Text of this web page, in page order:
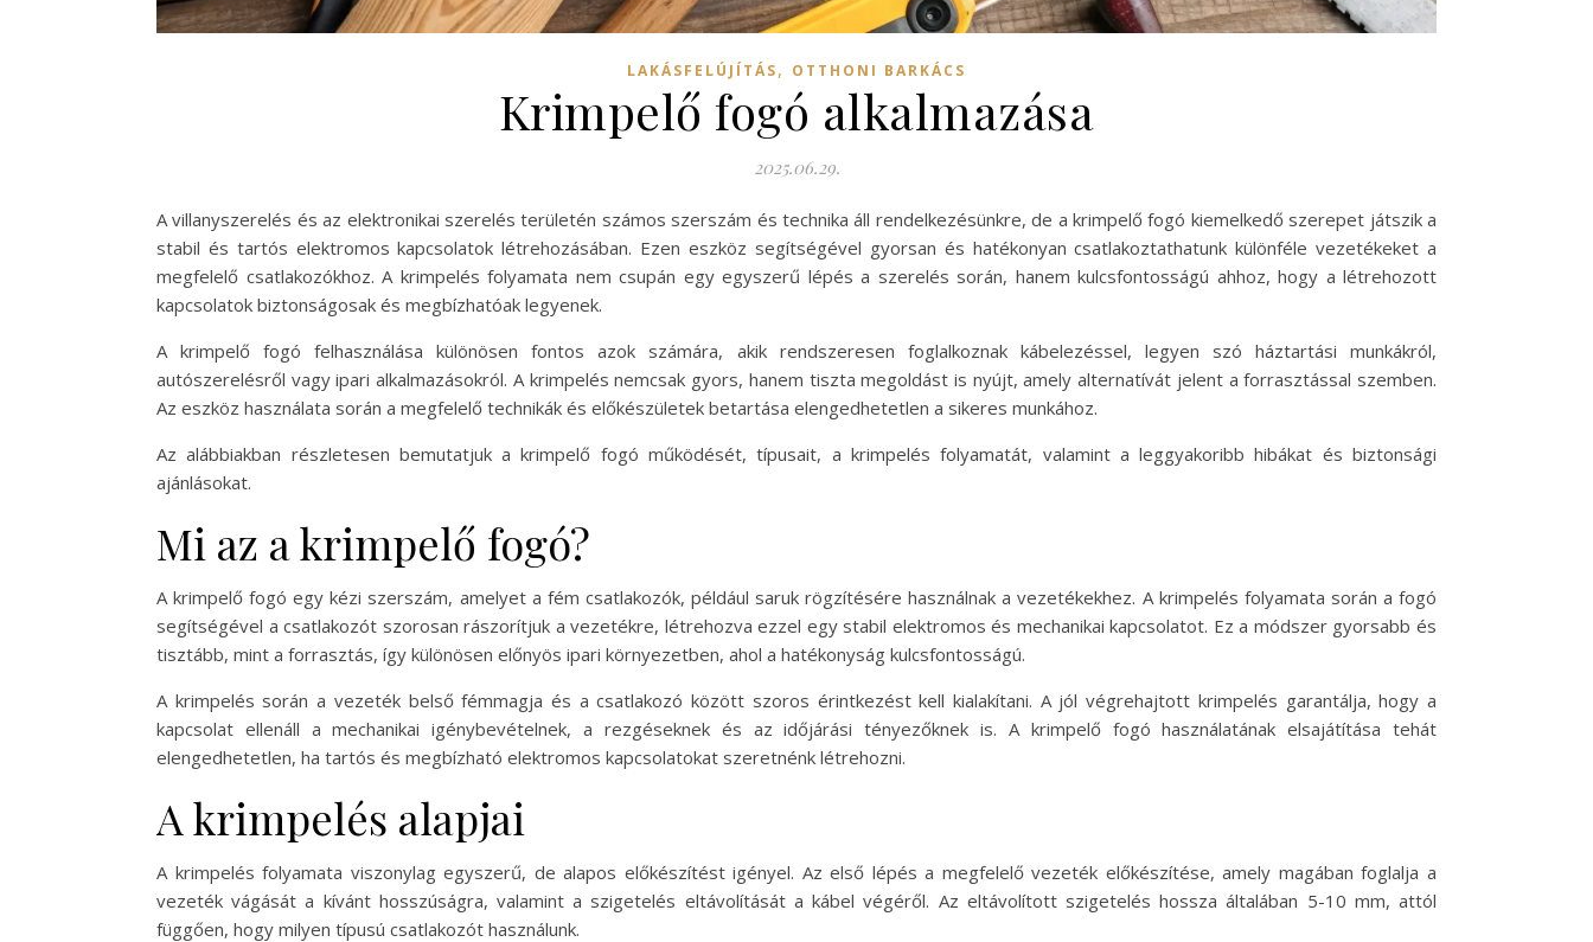
LAKÁSFELÚJÍTÁS, OTTHONI BARKÁCS
Krimpelő fogó alkalmazása
2025.06.29.
A villanyszerelés és az elektronikai szerelés területén számos szerszám és technika áll rendelkezésünkre, de a krimpelő fogó kiemelkedő szerepet játszik a
stabil és tartós elektromos kapcsolatok létrehozásában. Ezen eszköz segítségével gyorsan és hatékonyan csatlakoztathatunk különféle vezetékeket a
megfelelő csatlakozókhoz. A krimpelés folyamata nem csupán egy egyszerű lépés a szerelés során, hanem kulcsfontosságú ahhoz, hogy a létrehozott
kapcsolatok biztonságosak és megbízhatóak legyenek.
A krimpelő fogó felhasználása különösen fontos azok számára, akik rendszeresen foglalkoznak kábelezéssel, legyen szó háztartási munkákról,
autószerelésről vagy ipari alkalmazásokról. A krimpelés nemcsak gyors, hanem tiszta megoldást is nyújt, amely alternatívát jelent a forrasztással szemben.
Az eszköz használata során a megfelelő technikák és előkészületek betartása elengedhetetlen a sikeres munkához.
Az alábbiakban részletesen bemutatjuk a krimpelő fogó működését, típusait, a krimpelés folyamatát, valamint a leggyakoribb hibákat és biztonsági
ajánlásokat.
Mi az a krimpelő fogó?
A krimpelő fogó egy kézi szerszám, amelyet a fém csatlakozók, például saruk rögzítésére használnak a vezetékekhez. A krimpelés folyamata során a fogó
segítségével a csatlakozót szorosan rászorítjuk a vezetékre, létrehozva ezzel egy stabil elektromos és mechanikai kapcsolatot. Ez a módszer gyorsabb és
tisztább, mint a forrasztás, így különösen előnyös ipari környezetben, ahol a hatékonyság kulcsfontosságú.
A krimpelés során a vezeték belső fémmagja és a csatlakozó között szoros érintkezést kell kialakítani. A jól végrehajtott krimpelés garantálja, hogy a
kapcsolat ellenáll a mechanikai igénybevételnek, a rezgéseknek és az időjárási tényezőknek is. A krimpelő fogó használatának elsajátítása tehát
elengedhetetlen, ha tartós és megbízható elektromos kapcsolatokat szeretnénk létrehozni.
A krimpelés alapjai
A krimpelés folyamata viszonylag egyszerű, de alapos előkészítést igényel. Az első lépés a megfelelő vezeték előkészítése, amely magában foglalja a
vezeték vágását a kívánt hosszúságra, valamint a szigetelés eltávolítását a kábel végéről. Az eltávolított szigetelés hossza általában 5-10 mm, attól
függően, hogy milyen típusú csatlakozót használunk.